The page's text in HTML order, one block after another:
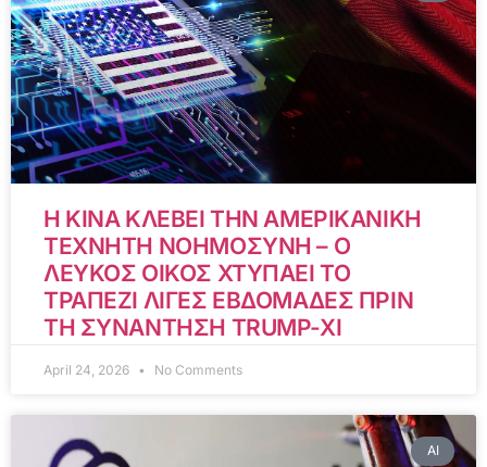
Η ΚΙΝΑ ΚΛΕΒΕΙ ΤΗΝ ΑΜΕΡΙΚΑΝΙΚΗ
ΤΕΧΝΗΤΗ ΝΟΗΜΟΣΥΝΗ – Ο
ΛΕΥΚΟΣ ΟΙΚΟΣ ΧΤΥΠΑΕΙ ΤΟ
ΤΡΑΠΕΖΙ ΛΙΓΕΣ ΕΒΔΟΜΑΔΕΣ ΠΡΙΝ
ΤΗ ΣΥΝΑΝΤΗΣΗ TRUMP-XI
April 24, 2026 No Comments
AI